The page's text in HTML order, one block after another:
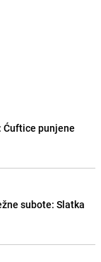
Ćuftice punjene
subote: Slatka